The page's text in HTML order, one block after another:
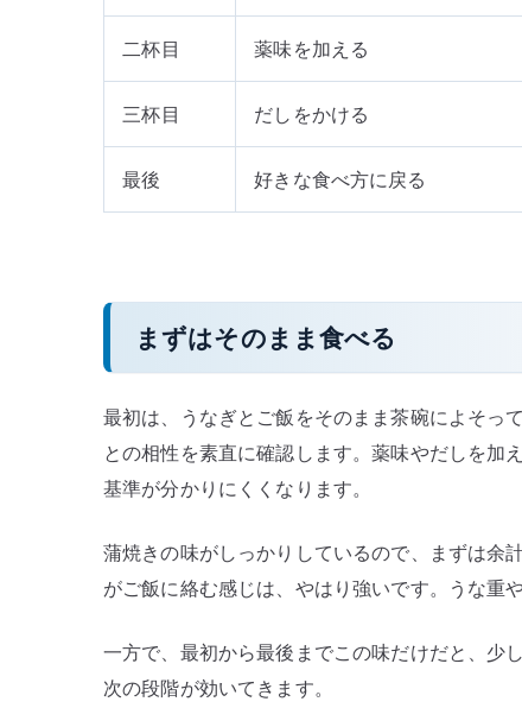
二杯目 薬味を加える
三杯目 だしをかける
最後 好きな食べ方に戻る
まずはそのまま食べる
最初は、うなぎとご飯をそのまま茶碗によそっ
との相性を素直に確認します。薬味やだしを加
基準が分かりにくくなります。
蒲焼きの味がしっかりしているので、まずは余
がご飯に絡む感じは、やはり強いです。うな重
一方で、最初から最後までこの味だけだと、少
次の段階が効いてきます。